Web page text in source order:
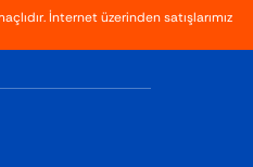
İnternet üzerinden satışlarımız